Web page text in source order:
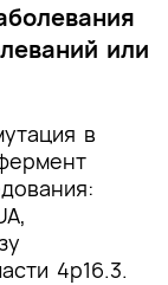
или
в
4p16.3.